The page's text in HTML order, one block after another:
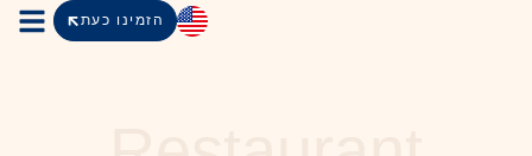
הזמינו כעת